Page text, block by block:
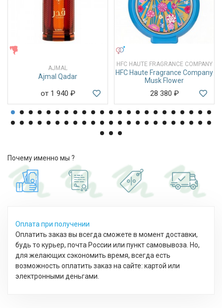
AJMAL
Ajmal Qadar
от 1 940 ₽
HFC HAUTE FRAGRANCE COMPANY
HFC Haute Fragrance Company
Musk Flower
28 380 ₽
Почему именно мы ?
Оплата при получении
Оплатить заказ вы всегда сможете в момент доставки,
будь то курьер, почта России или пункт самовывоза. Но,
для желающих сэкономить время, всегда есть
возможность оплатить заказ на сайте: картой или
электронными деньгами.